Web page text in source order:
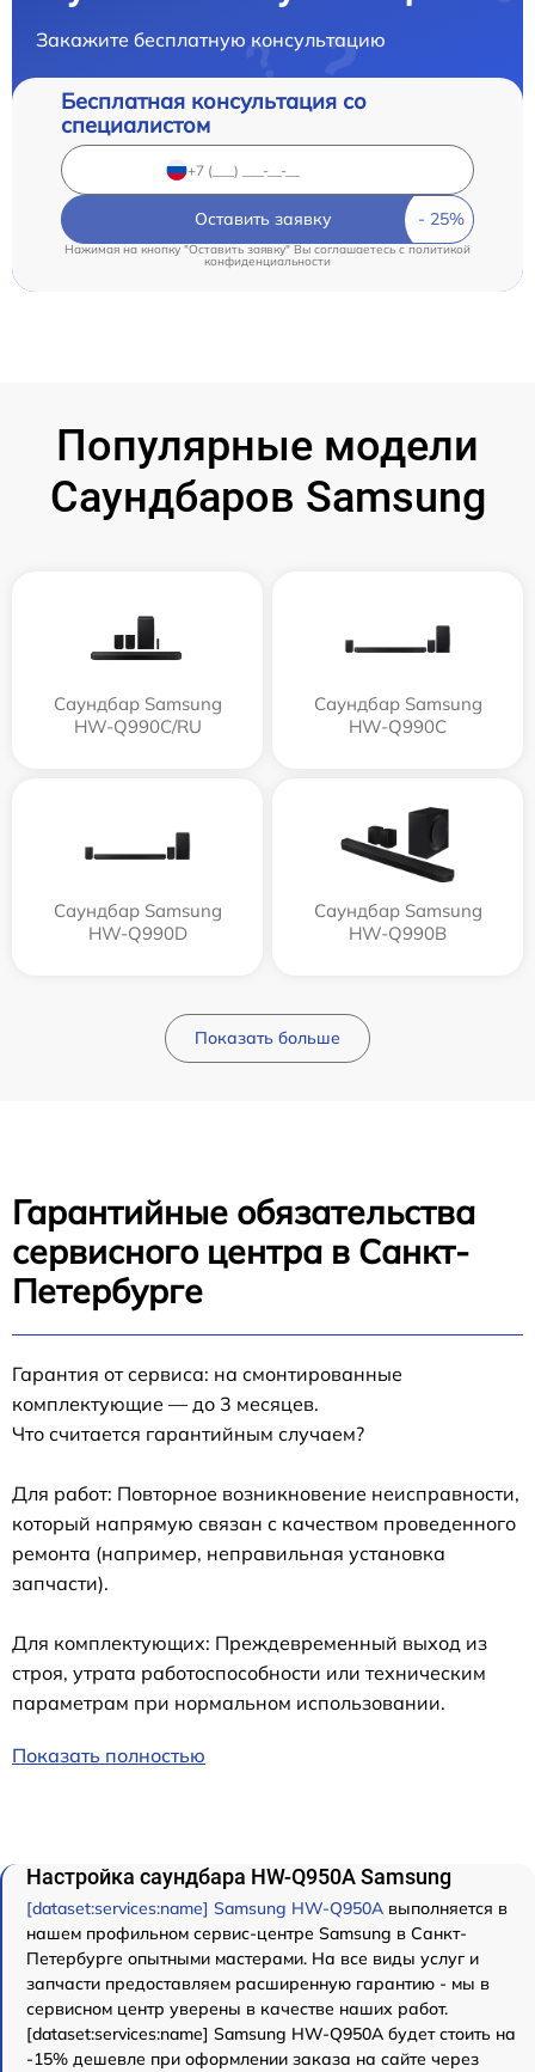
Закажите бесплатную консультацию
Бесплатная консультация со
специалистом
Оставить заявку
Нажимая на кнопку "Оставить заявку" Вы соглашаетесь c политикой
конфиденциальности
Популярные модели
Саундбаров Samsung
Саундбар Samsung
HW-Q990C/RU
Саундбар Samsung
HW-Q990C
Саундбар Samsung
HW-Q990D
Саундбар Samsung
HW-Q990B
Показать больше
Гарантийные обязательства
сервисного центра в Санкт-
Петербурге
Гарантия от сервиса: на смонтированные
комплектующие — до 3 месяцев.
Что считается гарантийным случаем?
Для работ: Повторное возникновение неисправности,
который напрямую связан с качеством проведенного
ремонта (например, неправильная установка
запчасти).
Для комплектующих: Преждевременный выход из
строя, утрата работоспособности или техническим
параметрам при нормальном использовании.
Показать полностью
Настройка саундбара HW-Q950A Samsung
[dataset:services:name] Samsung HW-Q950A выполняется в
нашем профильном сервис-центре Samsung в Санкт-
Петербурге опытными мастерами. На все виды услуг и
запчасти предоставляем расширенную гарантию - мы в
сервисном центр уверены в качестве наших работ.
[dataset:services:name] Samsung HW-Q950A будет стоить на
-15% дешевле при оформлении заказа на сайте через